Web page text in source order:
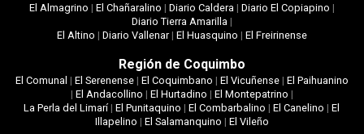
El Almagrino | El Chañaralino | Diario Caldera | Diario El Copiapino |
Diario Tierra Amarilla |
El Altino | Diario Vallenar| El Huasquino | El Freirinense
Región de Coquimbo
El Comunal | El Serenense| El Coquimbano | El Vicuñense| El Paihuanino
| El Andacollino | El Hurtadino | El Montepatrino |
La Perla del Limarí|El Punitaquino |El Combarbalino |El Canelino |El
Illapelino | El Salamanquino | El Vileño